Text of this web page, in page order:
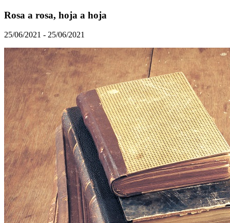
Rosa a rosa, hoja a hoja
25/06/2021 - 25/06/2021